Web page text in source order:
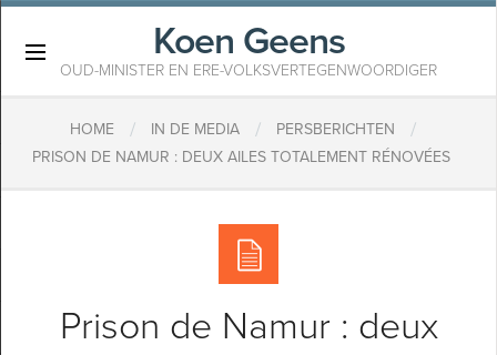
Koen Geens
OUD-MINISTER EN ERE-VOLKSVERTEGENWOORDIGER
HOME / IN DE MEDIA / PERSBERICHTEN /
PRISON DE NAMUR : DEUX AILES TOTALEMENT RÉNOVÉES
Prison de Namur : deux